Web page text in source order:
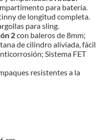
para batería.
de longitud completa.
para sling.
2con baleros de 8mm;
de cilindro aliviada, fácil
Sistema FET
resistentes a la